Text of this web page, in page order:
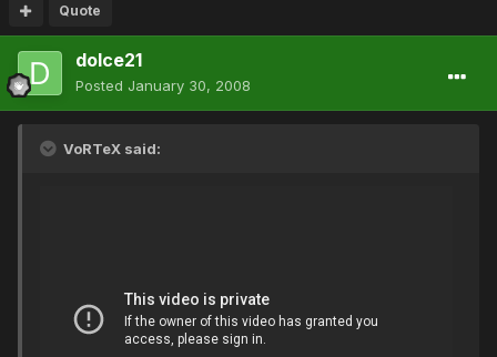
Quote
dolce21
Posted January 30, 2008
VoRTeX said: